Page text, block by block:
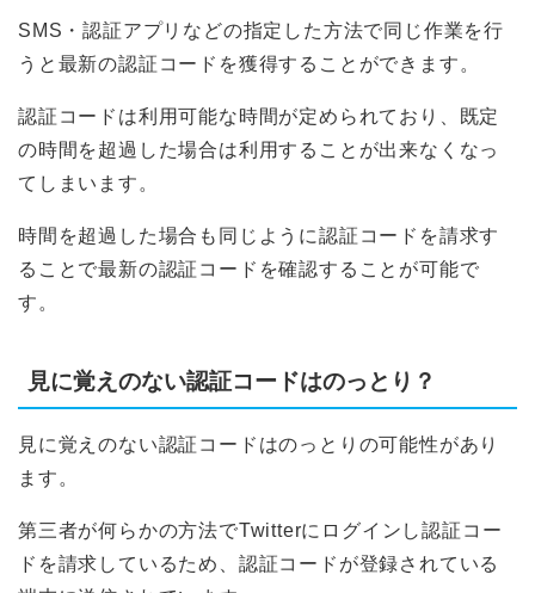
SMS・認証アプリなどの指定した方法で同じ作業を行
うと最新の認証コードを獲得することができます。
認証コードは利用可能な時間が定められており、既定
の時間を超過した場合は利用することが出来なくなっ
てしまいます。
時間を超過した場合も同じように認証コードを請求す
ることで最新の認証コードを確認することが可能で
す。
見に覚えのない認証コードはのっとり？
見に覚えのない認証コードはのっとりの可能性があり
ます。
第三者が何らかの方法でTwitterにログインし認証コー
ドを請求しているため、認証コードが登録されている